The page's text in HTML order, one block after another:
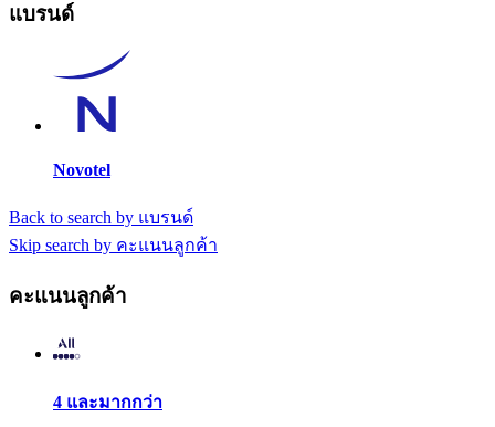
แบรนด์
Novotel
Back to search by แบรนด์
Skip search by คะแนนลูกค้า
คะแนนลูกค้า
4 และมากกว่า